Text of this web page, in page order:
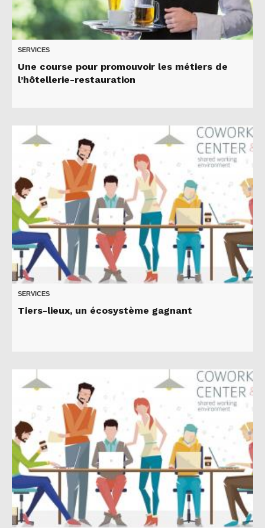
SERVICES
Une course pour promouvoir les métiers de
l’hôtellerie-restauration
SERVICES
Tiers-lieux, un écosystème gagnant